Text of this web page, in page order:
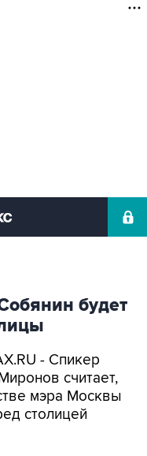
будет
- Спикер
считает,
мэра Москвы
столицей